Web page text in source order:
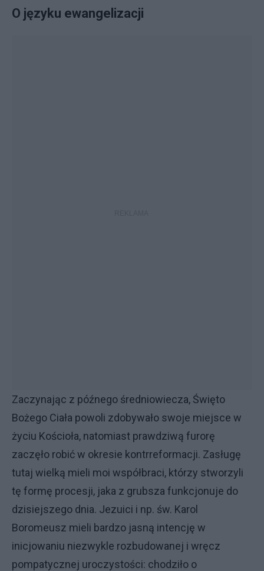
O języku ewangelizacji
Zaczynając z późnego średniowiecza, Święto
Bożego Ciała powoli zdobywało swoje miejsce w
życiu Kościoła, natomiast prawdziwą furorę
zaczęło robić w okresie kontrreformacji. Zasługę
tutaj wielką mieli moi współbraci, którzy stworzyli
tę formę procesji, jaka z grubsza funkcjonuje do
dzisiejszego dnia. Jezuici i np. św. Karol
Boromeusz mieli bardzo jasną intencję w
inicjowaniu niezwykle rozbudowanej i wręcz
pompatycznej uroczystości: chodziło o